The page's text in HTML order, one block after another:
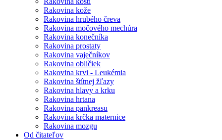
Rakovina kože
Rakovina hrubého čreva
Rakovina močového mechúra
Rakovina konečníka
Rakovina prostaty
Rakovina vaječníkov
Rakovina obličiek
Rakovina krvi - Leukémia
Rakovina štítnej žľazy
Rakovina hlavy a krku
Rakovina hrtana
Rakovina pankreasu
Rakovina krčka maternice
Rakovina mozgu
Od čitateľov